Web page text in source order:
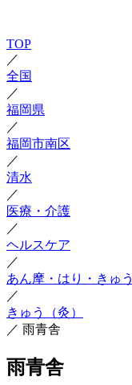
TOP
／
全国
／
福岡県
／
福岡市南区
／
清水
／
医療・介護
／
ヘルスケア
／
あん摩・はり・きゅう
／
きゅう（灸）
／ 雨青舎
雨青舎